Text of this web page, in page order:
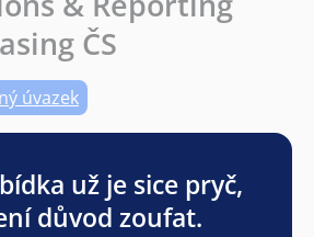
ČS
úvazek
už je sice pryč,
důvod zoufat.